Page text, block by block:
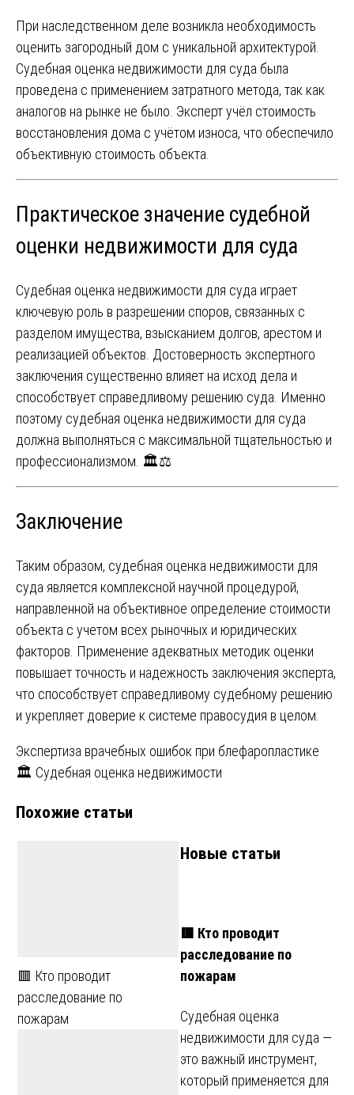
При наследственном деле возникла необходимость
оценить загородный дом с уникальной архитектурой.
Судебная оценка недвижимости для суда была
проведена с применением затратного метода, так как
аналогов на рынке не было. Эксперт учёл стоимость
восстановления дома с учётом износа, что обеспечило
объективную стоимость объекта.
Практическое значение судебной
оценки недвижимости для суда
Судебная оценка недвижимости для суда играет
ключевую роль в разрешении споров, связанных с
разделом имущества, взысканием долгов, арестом и
реализацией объектов. Достоверность экспертного
заключения существенно влияет на исход дела и
способствует справедливому решению суда. Именно
поэтому судебная оценка недвижимости для суда
должна выполняться с максимальной тщательностью и
профессионализмом. 🏛️⚖️
Заключение
Таким образом, судебная оценка недвижимости для
суда является комплексной научной процедурой,
направленной на объективное определение стоимости
объекта с учетом всех рыночных и юридических
факторов. Применение адекватных методик оценки
повышает точность и надежность заключения эксперта,
что способствует справедливому судебному решению
и укрепляет доверие к системе правосудия в целом.
Навигация
записям
Экспертиза врачебных ошибок при блефаропластике
🏛️ Судебная оценка недвижимости
Похожие статьи
🟥 Кто проводит
расследование по
пожарам
Новые статьи
🟥 Кто проводит
расследование по
пожарам
Судебная оценка
недвижимости для суда —
это важный инструмент,
который применяется для